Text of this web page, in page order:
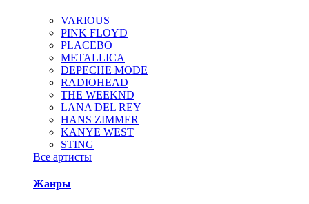
VARIOUS
PINK FLOYD
PLACEBO
METALLICA
DEPECHE MODE
RADIOHEAD
THE WEEKND
LANA DEL REY
HANS ZIMMER
KANYE WEST
STING
Все артисты
Жанры